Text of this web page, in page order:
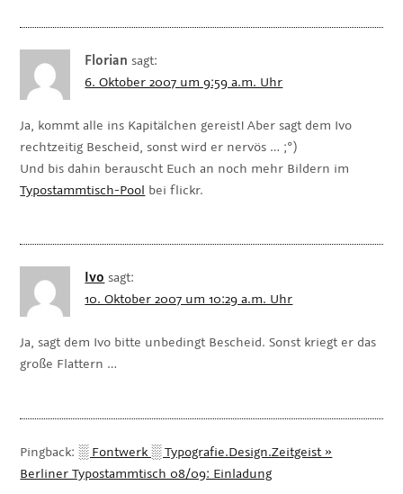
Florian sagt:
6. Oktober 2007 um 9:59 a.m. Uhr
Ja, kommt alle ins Kapitälchen gereist! Aber sagt dem Ivo
rechtzeitig Bescheid, sonst wird er nervös … ;°)
Und bis dahin berauscht Euch an noch mehr Bildern im
Typostammtisch-Pool bei flickr.
Ivo sagt:
10. Oktober 2007 um 10:29 a.m. Uhr
Ja, sagt dem Ivo bitte unbedingt Bescheid. Sonst kriegt er das
große Flattern …
Pingback:░ Fontwerk ░ Typografie.Design.Zeitgeist »
Berliner Typostammtisch 08/09: Einladung